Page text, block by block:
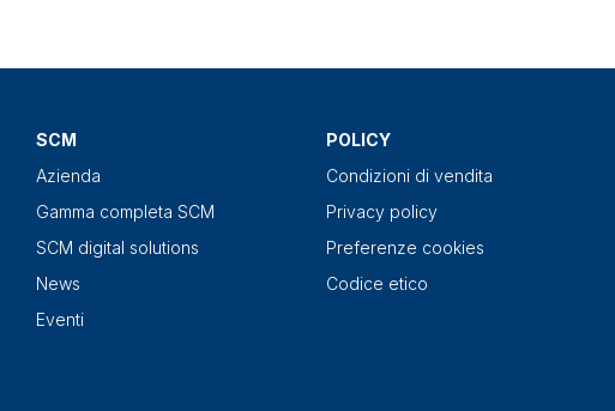
SCM
Azienda
Gamma completa SCM
SCM digital solutions
News
Eventi
POLICY
Condizioni di vendita
Privacy policy
Preferenze cookies
Codice etico